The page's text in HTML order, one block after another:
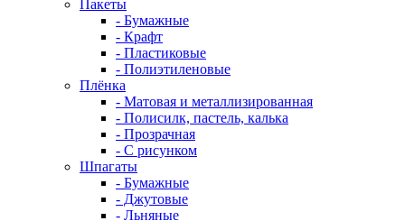
Пакеты
- Бумажные
- Крафт
- Пластиковые
- Полиэтиленовые
Плёнка
- Матовая и металлизированная
- Полисилк, пастель, калька
- Прозрачная
- С рисунком
Шпагаты
- Бумажные
- Джутовые
- Льняные